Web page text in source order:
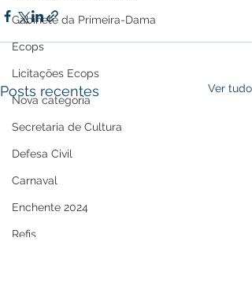
Gabinete da Primeira-Dama
Ecops
Licitações Ecops
Nova categoria
Secretaria de Cultura
Defesa Civil
Carnaval
Enchente 2024
Refis
Posts recentes Ver tudo